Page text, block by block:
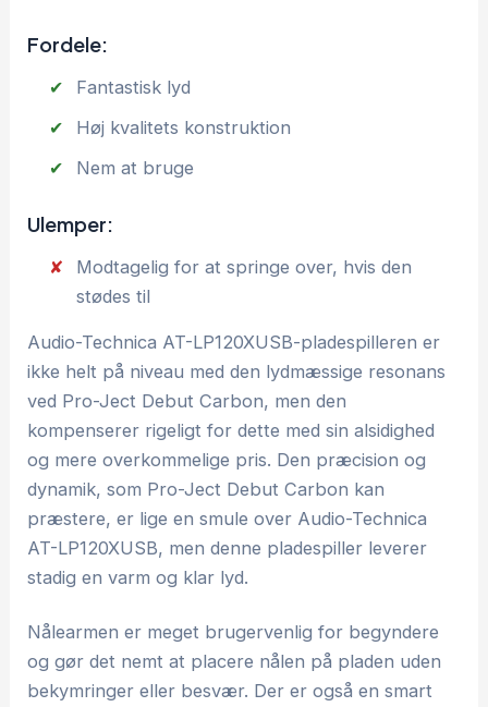
Fordele:
Fantastisk lyd
Høj kvalitets konstruktion
Nem at bruge
Ulemper:
Modtagelig for at springe over, hvis den
stødes til
Audio-Technica AT-LP120XUSB-pladespilleren er
ikke helt på niveau med den lydmæssige resonans
ved Pro-Ject Debut Carbon, men den
kompenserer rigeligt for dette med sin alsidighed
og mere overkommelige pris. Den præcision og
dynamik, som Pro-Ject Debut Carbon kan
præstere, er lige en smule over Audio-Technica
AT-LP120XUSB, men denne pladespiller leverer
stadig en varm og klar lyd.
Nålearmen er meget brugervenlig for begyndere
og gør det nemt at placere nålen på pladen uden
bekymringer eller besvær. Der er også en smart